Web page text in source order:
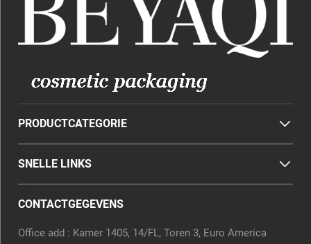
PRODUCTCATEGORIE
SNELLE LINKS
CONTACTGEGEVENS
Office add : Kamer 1405, 14/FL, Toren 3, Euro America